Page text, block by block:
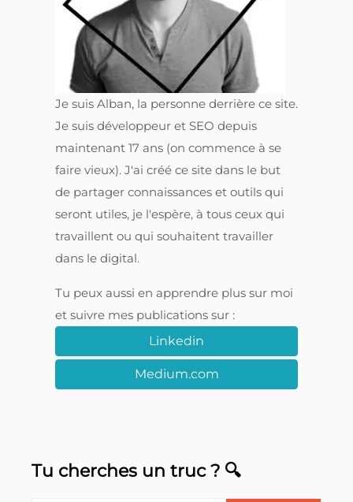
Je suis Alban, la personne derrière ce site.
Je suis développeur et SEO depuis
maintenant 17 ans (on commence à se
faire vieux). J'ai créé ce site dans le but
de partager connaissances et outils qui
seront utiles, je l'espère, à tous ceux qui
travaillent ou qui souhaitent travailler
dans le digital.
Tu peux aussi en apprendre plus sur moi
et suivre mes publications sur :
Linkedin
Medium.com
Tu cherches un truc ? 🔍